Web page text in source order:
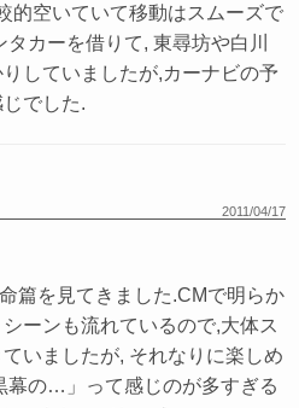
的空いていて移動はスムーズで
カーを借りて, 東尋坊や白川
していましたが,カーナビの予
でした.
2011/04/17
篇を見てきました.CMで明らか
ーンも流れているので,大体ス
いましたが, それなりに楽しめ
幕の…」って感じのが多すぎる